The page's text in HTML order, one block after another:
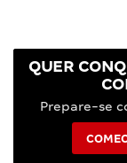
QUER
Prepare-se